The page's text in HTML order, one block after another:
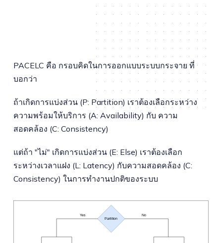
PACELC คือ กรอบคิดในการออกแบบระบบกระจาย ที่
บอกว่า
ถ้าเกิดการแบ่งส่วน (P: Partition) เราต้องเลือกระหว่าง
ความพร้อมให้บริการ (A: Availability) กับ ความ
สอดคล้อง (C: Consistency)
แต่ถ้า "ไม่" เกิดการแบ่งส่วน (E: Else) เราต้องเลือก
ระหว่างเวลาแฝง (L: Latency) กับความสอดคล้อง (C:
Consistency) ในการทำงานปกติของระบบ